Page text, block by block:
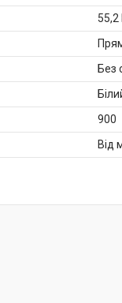
55,2
Без
900
Від